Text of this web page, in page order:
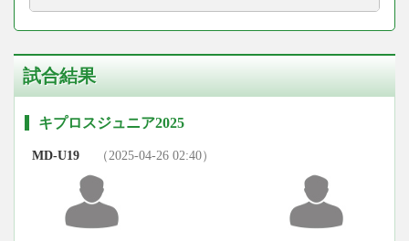
試合結果
キプロスジュニア2025
MD-U19 （2025-04-26 02:40）